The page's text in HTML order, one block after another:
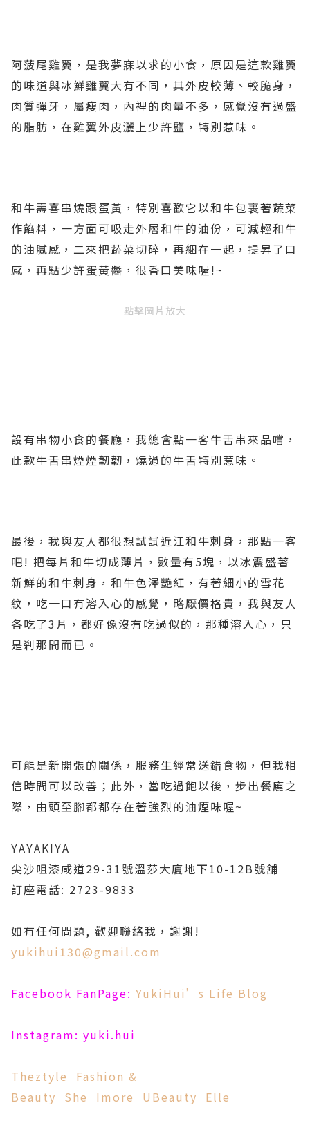
阿菠尾雞翼，是我夢寐以求的小食，原因是這款雞翼
的味道與冰鮮雞翼大有不同，其外皮較薄、較脆身，
肉質彈牙，屬瘦肉，內裡的肉量不多，感覺沒有過盛
的脂肪，在雞翼外皮灑上少許鹽，特別惹味。
和牛壽喜串燒跟蛋黃，特別喜歡它以和牛包裹著蔬菜
作餡料，一方面可吸走外層和牛的油份，可減輕和牛
的油膩感，二來把蔬菜切碎，再綑在一起，提昇了口
感，再點少許蛋黃醬，很香口美味喔!~
點擊圖片放大
設有串物小食的餐廳，我總會點一客牛舌串來品嚐，
此款牛舌串煙煙韌韌，燒過的牛舌特別惹味。
最後，我與友人都很想試試近江和牛刺身，那點一客
吧! 把每片和牛切成薄片，數量有5塊，以冰震盛著
新鮮的和牛刺身，和牛色澤艷紅，有著細小的雪花
紋，吃一口有溶入心的感覺，略厭價格貴，我與友人
各吃了3片，都好像沒有吃過似的，那種溶入心，只
是剎那間而已。
可能是新開張的關係，服務生經常送錯食物，但我相
信時間可以改善；此外，當吃過飽以後，步出餐廘之
際，由頭至腳都都存在著強烈的油煙味喔~
YAYAKIYA
尖沙咀漆咸道29-31號溫莎大廈地下10-12B號舖
訂座電話: 2723-9833
如有任何問題, 歡迎聯絡我，謝謝!
yukihui130@gmail.com
Facebook FanPage: YukiHui’s Life Blog
Instagram: yuki.hui
Theztyle
Fashion &
Beauty
She Imore UBeauty Elle